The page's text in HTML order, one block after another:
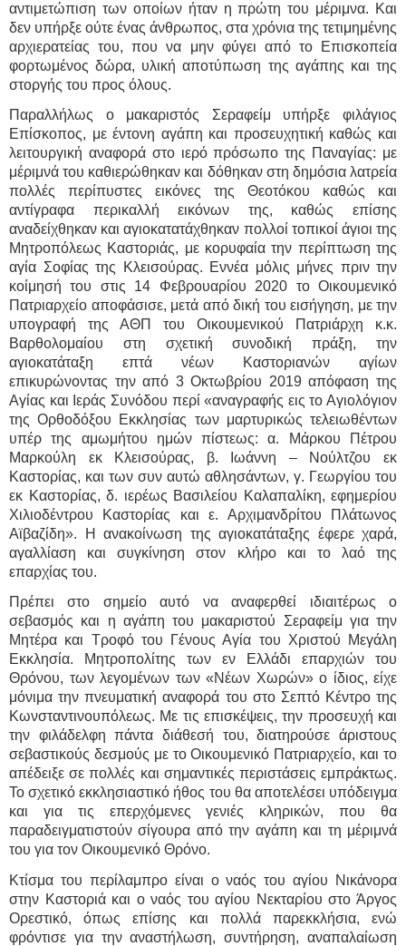
αντιμετώπιση των οποίων ήταν η πρώτη του μέριμνα. Και
δεν υπήρξε ούτε ένας άνθρωπος, στα χρόνια της τετιμημένης
αρχιερατείας του, που να μην φύγει από το Επισκοπεία
φορτωμένος δώρα, υλική αποτύπωση της αγάπης και της
στοργής του προς όλους.
Παραλλήλως ο μακαριστός Σεραφείμ υπήρξε φιλάγιος
Επίσκοπος, με έντονη αγάπη και προσευχητική καθώς και
λειτουργική αναφορά στο ιερό πρόσωπο της Παναγίας: με
μέριμνά του καθιερώθηκαν και δόθηκαν στη δημόσια λατρεία
πολλές περίπυστες εικόνες της Θεοτόκου καθώς και
αντίγραφα περικαλλή εικόνων της, καθώς επίσης
αναδείχθηκαν και αγιοκατατάχθηκαν πολλοί τοπικοί άγιοι της
Μητροπόλεως Καστοριάς, με κορυφαία την περίπτωση της
αγία Σοφίας της Κλεισούρας. Εννέα μόλις μήνες πριν την
κοίμησή του στις 14 Φεβρουαρίου 2020 το Οικουμενικό
Πατριαρχείο αποφάσισε, μετά από δική του εισήγηση, με την
υπογραφή της ΑΘΠ του Οικουμενικού Πατριάρχη κ.κ.
Βαρθολομαίου στη σχετική συνοδική πράξη, την
αγιοκατάταξη επτά νέων Καστοριανών αγίων
επικυρώνοντας την από 3 Οκτωβρίου 2019 απόφαση της
Αγίας και Ιεράς Συνόδου περί «αναγραφής εις το Αγιολόγιον
της Ορθοδόξου Εκκλησίας των μαρτυρικώς τελειωθέντων
υπέρ της αμωμήτου ημών πίστεως: α. Μάρκου Πέτρου
Μαρκούλη εκ Κλεισούρας, β. Ιωάννη – Νούλτζου εκ
Καστορίας, και των συν αυτώ αθλησάντων, γ. Γεωργίου του
εκ Καστορίας, δ. ιερέως Βασιλείου Καλαπαλίκη, εφημερίου
Χιλιοδέντρου Καστορίας και ε. Αρχιμανδρίτου Πλάτωνος
Αϊβαζίδη». Η ανακοίνωση της αγιοκατάταξης έφερε χαρά,
αγαλλίαση και συγκίνηση στον κλήρο και το λαό της
επαρχίας του.
Πρέπει στο σημείο αυτό να αναφερθεί ιδιαιτέρως ο
σεβασμός και η αγάπη του μακαριστού Σεραφείμ για την
Μητέρα και Τροφό του Γένους Αγία του Χριστού Μεγάλη
Εκκλησία. Μητροπολίτης των εν Ελλάδι επαρχιών του
Θρόνου, των λεγομένων των «Νέων Χωρών» ο ίδιος, είχε
μόνιμα την πνευματική αναφορά του στο Σεπτό Κέντρο της
Κωνσταντινουπόλεως. Με τις επισκέψεις, την προσευχή και
την φιλάδελφη πάντα διάθεσή του, διατηρούσε άριστους
σεβαστικούς δεσμούς με το Οικουμενικό Πατριαρχείο, και το
απέδειξε σε πολλές και σημαντικές περιστάσεις εμπράκτως.
Το σχετικό εκκλησιαστικό ήθος του θα αποτελέσει υπόδειγμα
και για τις επερχόμενες γενιές κληρικών, που θα
παραδειγματιστούν σίγουρα από την αγάπη και τη μέριμνά
του για τον Οικουμενικό Θρόνο.
Κτίσμα του περίλαμπρο είναι ο ναός του αγίου Νικάνορα
στην Καστοριά και ο ναός του αγίου Νεκταρίου στο Άργος
Ορεστικό, όπως επίσης και πολλά παρεκκλήσια, ενώ
φρόντισε για την αναστήλωση, συντήρηση, αναπαλαίωση